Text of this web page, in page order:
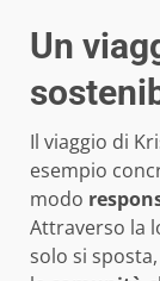
Un
Il viaggio di
esempio
modo
Attraverso la
solo si